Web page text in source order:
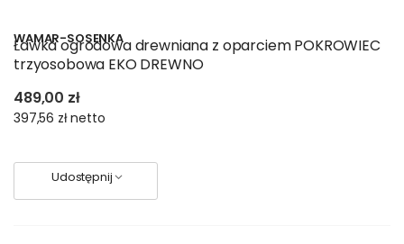
WAMAR-SOSENKA
Ławka ogrodowa drewniana z oparciem POKROWIEC
trzyosobowa EKO DREWNO
489,00 zł
397,56 złnetto
Udostępnij